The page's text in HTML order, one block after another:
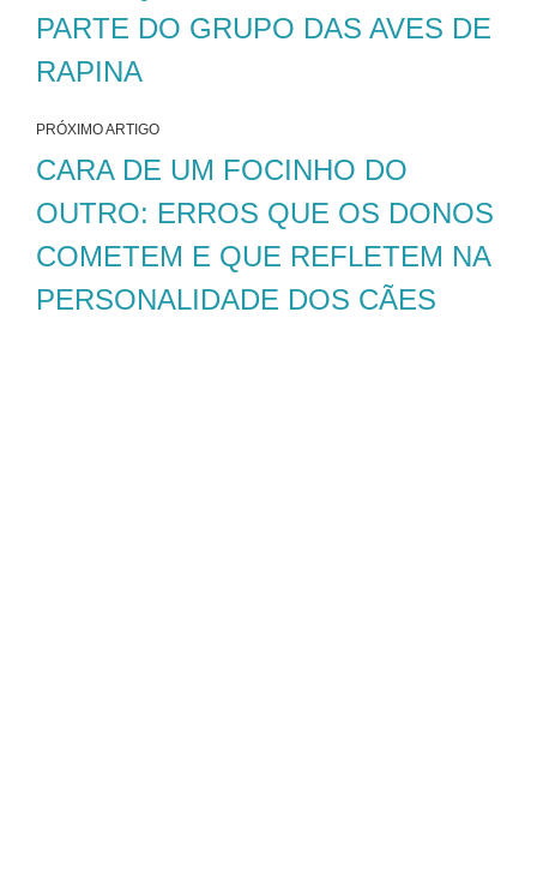
PARTE DO GRUPO DAS AVES DE
RAPINA
PRÓXIMO ARTIGO
CARA DE UM FOCINHO DO
OUTRO: ERROS QUE OS DONOS
COMETEM E QUE REFLETEM NA
PERSONALIDADE DOS CÃES